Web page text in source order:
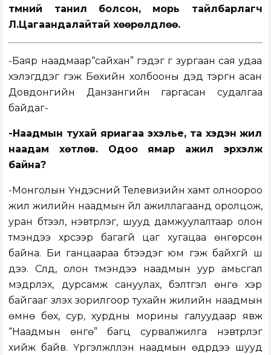
түмний танил болсон, морь тайлбарлагч
Л.Цагаандалайтай хөөрөлдлөө.
-Баяр наадмаар“сайхан” гэдэг үг зургаан сая удаа
хэлэгддэг гэж Бөхийн холбооны дэд тэргүүн асан
Довдонгийн Данзангийн гаргасан судалгаа
байдаг-
-Наадмын тухай яриагаа эхэлье, та хэдэн жил
наадам хөтлөв. Одоо ямар ажил эрхэлж
байна?
-Монголын Үндэсний Телевизийн хамт олноороо
жил жилийн наадмын үйл ажиллагаанд оролцож,
уран бүтээл, нэвтрүүлэг, шууд дамжуулалтаар олон
түмэндээ хүрсээр багагүй цаг хугацаа өнгөрсөн
байна. Би ганцаараа бүтээдэг юм гэж байхгүй шүү
дээ. Сүүлд, олон түмэндээ наадмын уур амьсгал
мэдрүүлэх, дурсамж сануулах, бэлтгэл өнгө хэр
байгааг үзүүлэх зорилгоор тухайн жилийн наадмын
өмнө бөх, сур, хурдны морины галуудаар явж
“Наадмын өнгө” багц сурвалжилга нэвтрүүлэг
хийж байв. Үргэлжлүүлэн наадмын өдрүүдээ шууд